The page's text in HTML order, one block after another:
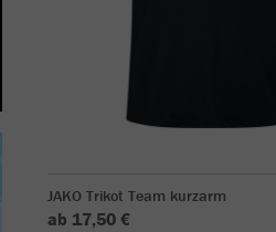
JAKO Trikot Team kurzarm
ab 17,50 €